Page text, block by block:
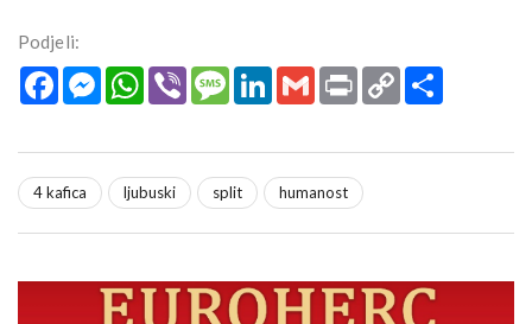
Podjeli:
FacebookMessengerWhatsApp
Viber MessageLinkedInGmail Print Copy
Link
4 kafica ljubuski split humanost